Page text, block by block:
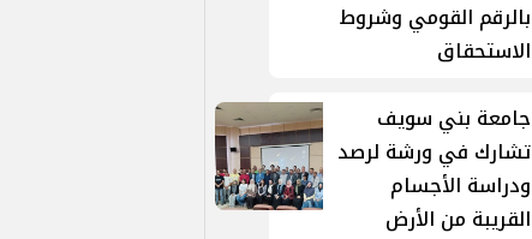
بالرقم القومي وشروط
الاستحقاق
جامعة بني سويف
تشارك في ورشة لرصد
ودراسة الأجسام
القريبة من الأرض